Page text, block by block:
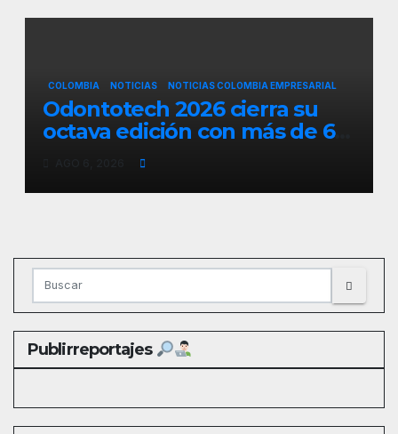
COLOMBIA NOTICIAS NOTICIAS COLOMBIA EMPRESARIAL
Odontotech 2026 cierra su
octava edición con más de 6
mil visitantes
Publirreportajes